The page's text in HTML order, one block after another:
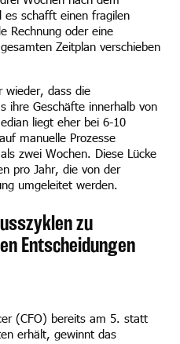
es schafft einen fragilen
Rechnung oder eine
Zeitplan verschieben
wieder, dass die
ihre Geschäfte innerhalb von
liegt eher bei 6-10
manuelle Prozesse
zwei Wochen. Diese Lücke
pro Jahr, die von der
umgeleitet werden.
zu
Entscheidungen
(CFO) bereits am 5. statt
erhält, gewinnt das